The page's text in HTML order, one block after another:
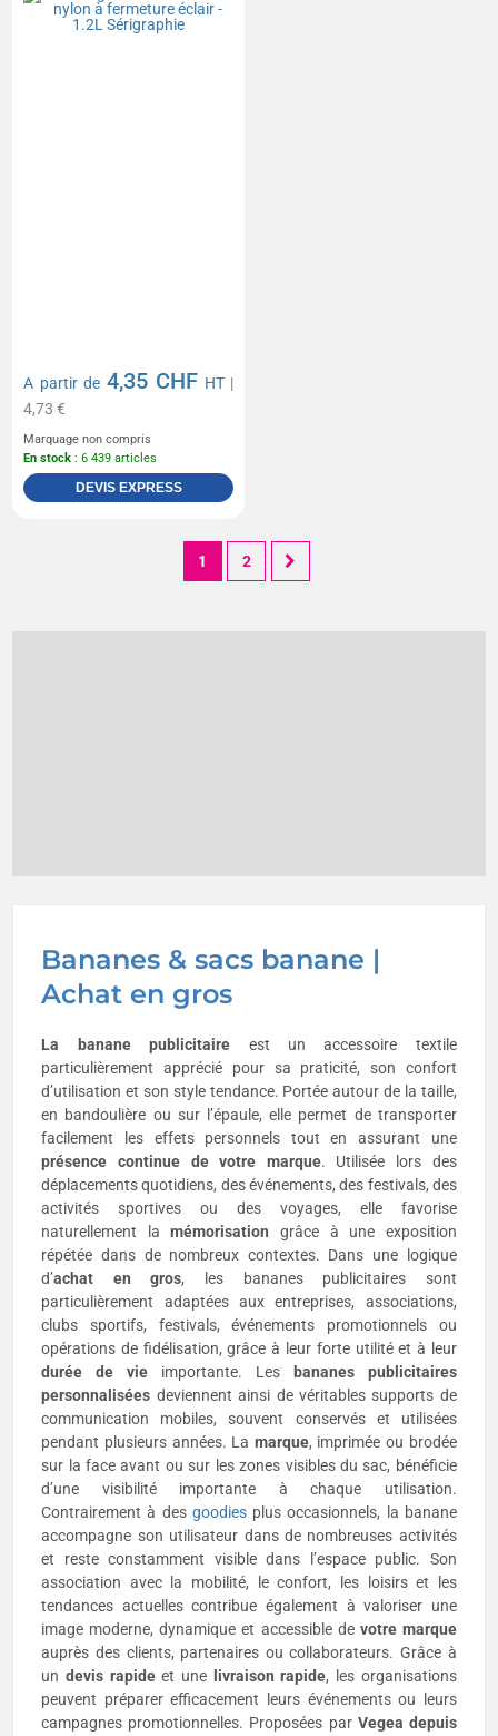
Bananes & sacs banane |
Achat en gros
La banane publicitaire est un accessoire textile
particulièrement apprécié pour sa praticité, son confort
d’utilisation et son style tendance. Portée autour de la taille,
en bandoulière ou sur l’épaule, elle permet de transporter
facilement les effets personnels tout en assurant une
présence continue de votre marque. Utilisée lors des
déplacements quotidiens, des événements, des festivals, des
activités sportives ou des voyages, elle favorise
naturellement lamémorisation grâce à une exposition
répétée dans de nombreux contextes. Dans une logique
d’achat en gros, les bananes publicitaires sont
particulièrement adaptées aux entreprises, associations,
clubs sportifs, festivals, événements promotionnels ou
opérations de fidélisation, grâce à leur forte utilité et à leur
durée de vie importante. Les
bananes publicitaires
personnalisées deviennent ainsi de véritables supports de
communication mobiles, souvent conservés et utilisées
pendant plusieurs années. La marque, imprimée ou brodée
sur la face avant ou sur les zones visibles du sac, bénéficie
d’une visibilité importante à chaque utilisation.
Contrairement à des goodiesplus occasionnels, la banane
accompagne son utilisateur dans de nombreuses activités
et reste constamment visible dans l’espace public. Son
association avec la mobilité, le confort, les loisirs et les
tendances actuelles contribue également à valoriser une
image moderne, dynamique et accessible de votre marque
auprès des clients, partenaires ou collaborateurs. Grâce à
un devis rapideet une livraison rapide, les organisations
peuvent préparer efficacement leurs événements ou leurs
campagnes promotionnelles. Proposées par Vegea depuis
A partir de 4,35 CHF HT|
4,73 €
Marquage non compris
En stock : 6 439 articles
DEVIS EXPRESS
1 2